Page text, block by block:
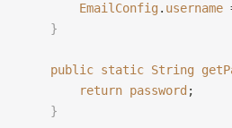
        EmailConfig
. username
    }
    public
static String
        return
password ;
    }